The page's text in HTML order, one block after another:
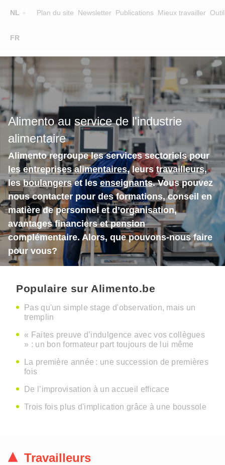
NL
FR
Plan du site Newsletter Publications Mieux travailler
Main
navigation
FORMATION
FORMATEURS
SUR ALIMENTO
EQUIPE
CONTACT
CHERCHER UNE FORMATION
Alimento au service de l'industrie
alimentaire
Alimento regroupe les services sectoriels pour
les entreprises alimentaires, leurstravailleurs,
lesboulangerset lesenseignants. Vous pouvez
nous contacter pour des formations, conseil en
matière de personnel et d’organisation,
avantages financiers et pension
complémentaire. Alors, que pouvons-nous faire
pour vous?
Populaire sur Alimento.be
Pas qu'un simple stage d'observation, mais un
tremplin
« Faites preuve d’indulgence avec vos collègues
» : un bon formateur part toujours de lui même
La première année : une succession de premières
fois
De l’improvisation à un accueil efficace
Trois fois plus d'implication grâce à une boussole
Travailleurs